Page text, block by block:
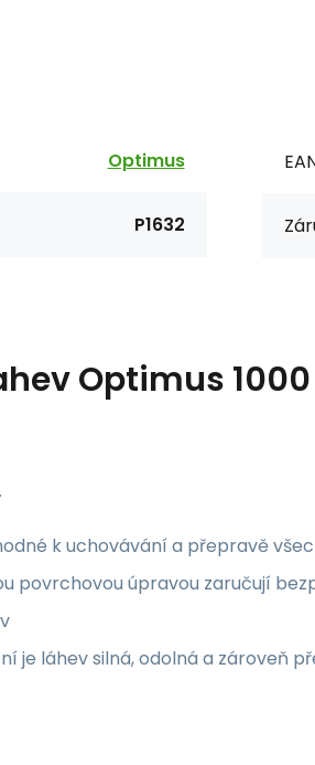
Optimus
P1632
Optimus
k uchovávání a přepravě
povrchovou úpravou zaručují
je láhev silná, odolná a zároveň